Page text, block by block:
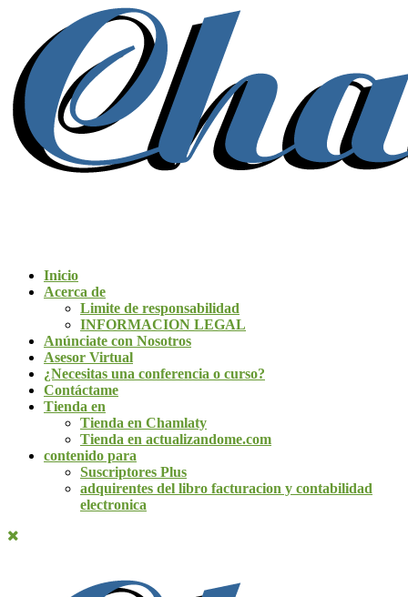
Inicio
Acerca de
Limite de responsabilidad
INFORMACION LEGAL
Anúnciate con Nosotros
Asesor Virtual
¿Necesitas una conferencia o curso?
Contáctame
Tienda en
Tienda en Chamlaty
Tienda en actualizandome.com
contenido para
Suscriptores Plus
adquirentes del libro facturacion y contabilidad
electronica